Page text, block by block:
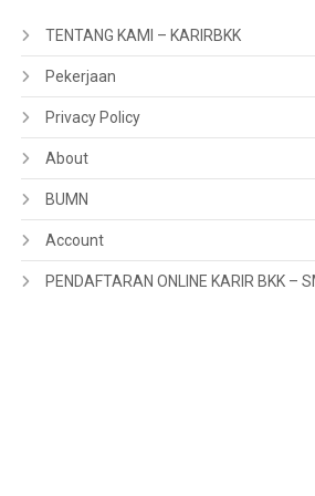
TENTANG KAMI – KARIRBKK
Pekerjaan
Privacy Policy
About
BUMN
Account
PENDAFTARAN ONLINE KARIR BKK –